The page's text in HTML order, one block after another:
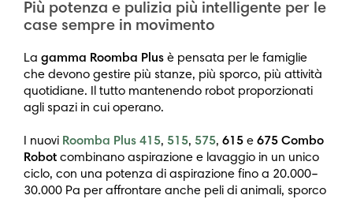
Più potenza e pulizia più intelligente per le
case sempre in movimento
La gamma Roomba Plus è pensata per le famiglie
che devono gestire più stanze, più sporco, più attività
quotidiane. Il tutto mantenendo robot proporzionati
agli spazi in cui operano.
I nuovi Roomba Plus 415, 515, 575, 615 e 675 Combo
Robot combinano aspirazione e lavaggio in un unico
ciclo, con una potenza di aspirazione fino a 20.000–
30.000 Pa per affrontare anche peli di animali, sporco